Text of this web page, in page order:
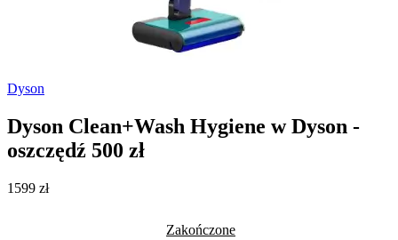
Dyson
Dyson Clean+Wash Hygiene w Dyson -
oszczędź 500 zł
1599 zł
Zakończone